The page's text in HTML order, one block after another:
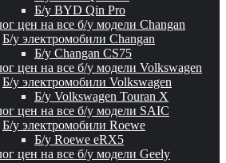
Б/у BYD Qin Pro
цен на все б/у модели Changan
Б/у электромобили Changan
Б/у Changan CS75
цен на все б/у модели Volkswagen
Б/у электромобили Volkswagen
Б/у Volkswagen Touran X
цен на все б/у модели SAIC
Б/у электромобили Roewe
Б/у Roewe eRX5
цен на все б/у модели Geely